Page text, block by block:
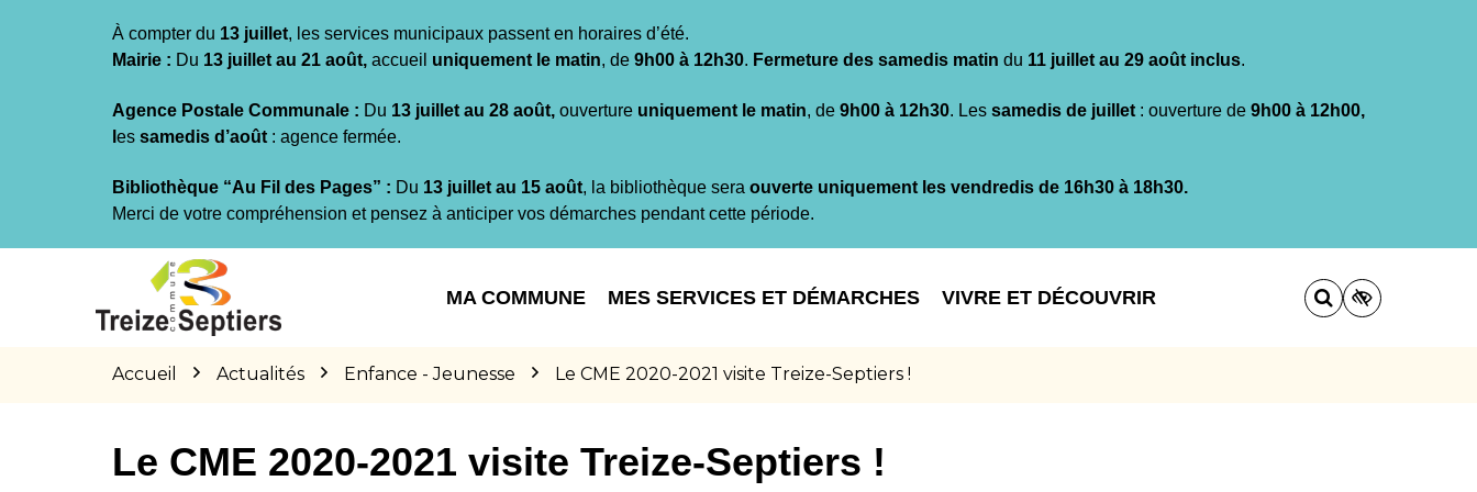
À compter du 13 juillet, les services municipaux passent en horaires d’été.
Mairie : Du 13 juillet au 21 août, accueil uniquement le matin, de 9h00 à 12h30. Fermeture des samedis matin du 11 juillet au 29 août inclus.
Agence Postale Communale : Du 13 juillet au 28 août, ouverture uniquement le matin, de 9h00 à 12h30. Les samedis de juillet : ouverture de 9h00 à 12h00,
es samedis d’août : agence fermée.
Bibliothèque “Au Fil des Pages” : Du 13 juillet au 15 août, la bibliothèque sera ouverte uniquement les vendredis de 16h30 à 18h30.
Merci de votre compréhension et pensez à anticiper vos démarches pendant cette période.
MA COMMUNE MES SERVICES ET DÉMARCHES VIVRE ET DÉCOUVRIR
Accueil Actualités Enfance - Jeunesse Le CME 2020-2021 visite Treize-Septiers !
Le CME 2020-2021 visite Treize-Septiers !